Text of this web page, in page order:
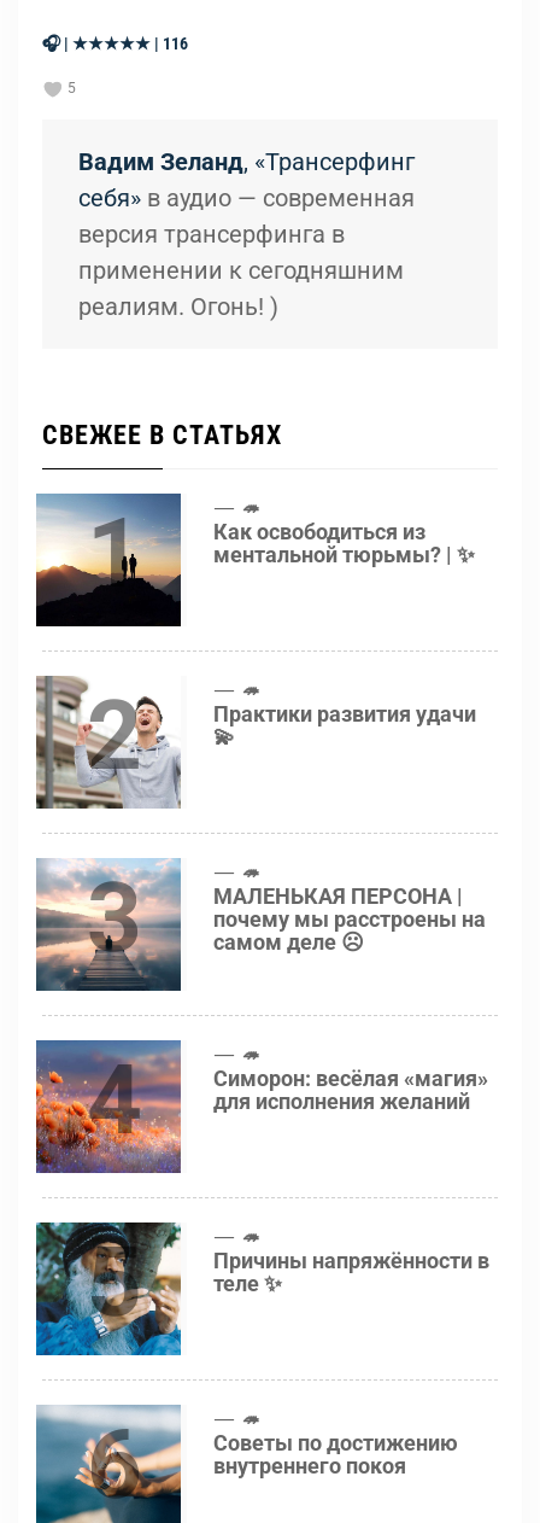
🎧 | ★★★★★ | 116
5
Вадим Зеланд, «Трансерфинг
себя» в аудио — современная
версия трансерфинга в
применении к сегодняшним
реалиям. Огонь! )
СВЕЖЕЕ В СТАТЬЯХ
1 🦔
Как освободиться из
ментальной тюрьмы? | ✨
2 🦔
Практики развития удачи
💫
3 🦔
МАЛЕНЬКАЯ ПЕРСОНА |
почему мы расстроены на
самом деле ☹️
4 🦔
Симорон: весёлая «магия»
для исполнения желаний
5 🦔
Причины напряжённости в
теле ✨
6 🦔
Советы по достижению
внутреннего покоя